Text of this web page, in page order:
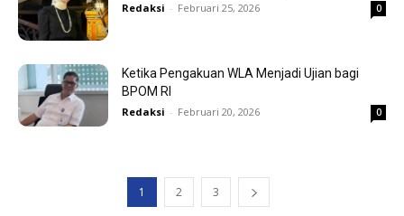
Redaksi - Februari 25, 2026 0
Ketika Pengakuan WLA Menjadi Ujian bagi
BPOM RI
Redaksi - Februari 20, 2026 0
1 2 3